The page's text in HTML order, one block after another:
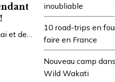
et de…
inoubliable
10 road-trips en
faire en France
Nouveau camp
Wild Wakati